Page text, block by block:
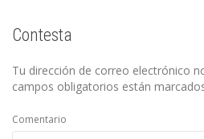
Contesta
Tu dirección de correo electrónico
campos obligatorios están
Comentario